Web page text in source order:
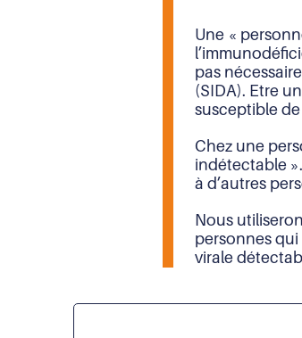
Une «
pas
(SIDA). Etre
susceptible
Chez une
indétectable
à d’autres
Nous
personnes
virale